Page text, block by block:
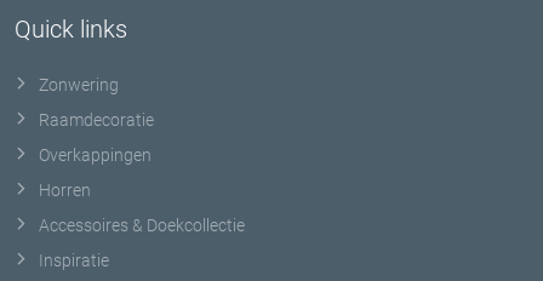
Quick links
Zonwering
Raamdecoratie
Overkappingen
Horren
Accessoires & Doekcollectie
Inspiratie